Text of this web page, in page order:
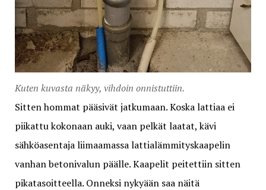
Kuten kuvasta näkyy, vihdoin onnistuttiin.
Sitten hommat pääsivät jatkumaan. Koska lattiaa ei
piikattu kokonaan auki, vaan pelkät laatat, kävi
sähköasentaja liimaamassa lattialämmityskaapelin
vanhan betonivalun päälle. Kaapelit peitettiin sitten
pikatasoitteella. Onneksi nykyään saa näitä